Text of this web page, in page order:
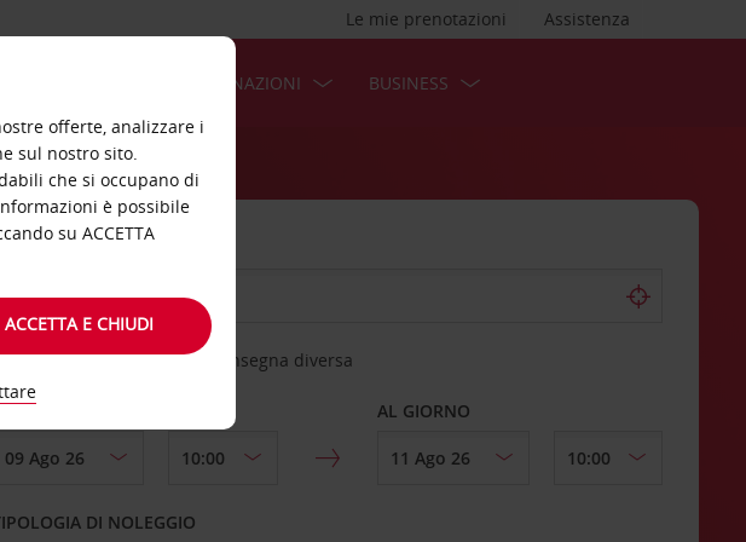
Assistenza
Le mie prenotazioni
DESTINAZIONI BUSINESS
Scegli una località di riconsegna diversa
GIORNO AL GIORNO
DI NOLEGGIO
offerte, analizzare i
sul nostro sito.
che si occupano di
è possibile
su ACCETTA
ACCETTA E CHIUDI